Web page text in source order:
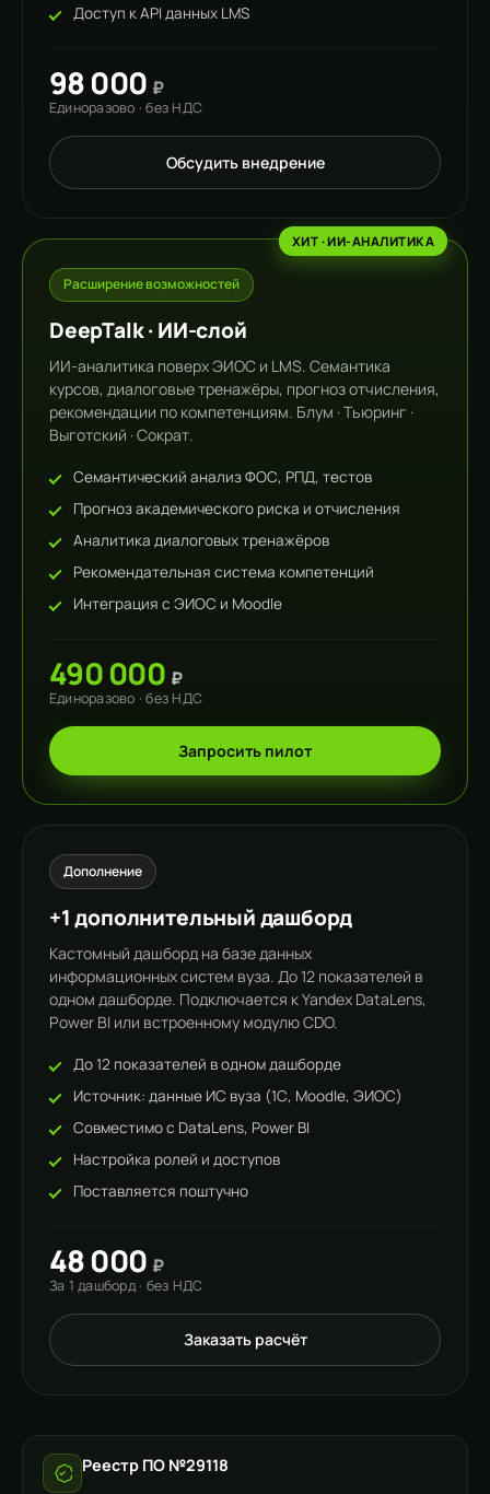
Доступ к API данных LMS
98 000 ₽
Единоразово · без НДС
Обсудить внедрение
ХИТ · ИИ-АНАЛИТИКА
Расширение возможностей
DeepTalk · ИИ-слой
ИИ-аналитика поверх ЭИОС и LMS. Семантика
курсов, диалоговые тренажёры, прогноз отчисления,
рекомендации по компетенциям. Блум · Тьюринг ·
Выготский · Сократ.
Семантический анализ ФОС, РПД, тестов
Прогноз академического риска и отчисления
Аналитика диалоговых тренажёров
Рекомендательная система компетенций
Интеграция с ЭИОС и Moodle
490 000 ₽
Единоразово · без НДС
Запросить пилот
Дополнение
+1 дополнительный дашборд
Кастомный дашборд на базе данных
информационных систем вуза. До 12 показателей в
одном дашборде. Подключается к Yandex DataLens,
Power BI или встроенному модулю CDO.
До 12 показателей в одном дашборде
Источник: данные ИС вуза (1С, Moodle, ЭИОС)
Совместимо с DataLens, Power BI
Настройка ролей и доступов
Поставляется поштучно
48 000 ₽
За 1 дашборд · без НДС
Заказать расчёт
Реестр ПО №29118